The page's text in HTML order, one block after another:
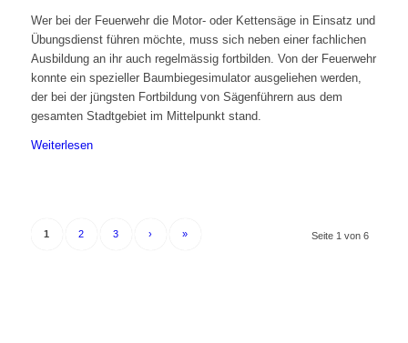
Wer bei der Feuerwehr die Motor- oder Kettensäge in Einsatz und
Übungsdienst führen möchte, muss sich neben einer fachlichen
Ausbildung an ihr auch regelmässig fortbilden. Von der Feuerwehr
konnte ein spezieller Baumbiegesimulator ausgeliehen werden,
der bei der jüngsten Fortbildung von Sägenführern aus dem
gesamten Stadtgebiet im Mittelpunkt stand.
Weiterlesen
Seite 1 von 6
1 2 3 › »